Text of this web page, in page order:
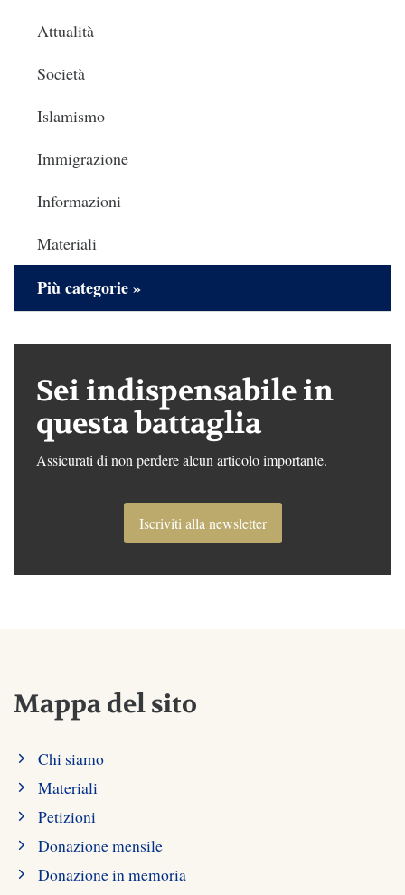
Attualità
Società
Islamismo
Immigrazione
Informazioni
Materiali
Più categorie »
Sei indispensabile in
questa battaglia
Assicurati di non perdere alcun articolo importante.
Iscriviti alla newsletter
Mappa del sito
Chi siamo
Materiali
Petizioni
Donazione mensile
Donazione in memoria